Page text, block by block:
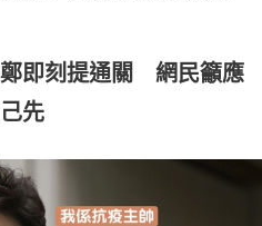
鄭即刻提通關 網民籲應
先